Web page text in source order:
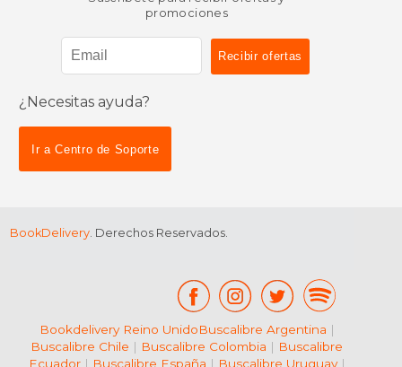
promociones
¿Necesitas ayuda?
Ir a Centro de Soporte
BookDelivery. Derechos Reservados.
Bookdelivery Reino UnidoBuscalibre Argentina |
Buscalibre Chile | Buscalibre Colombia | Buscalibre
Ecuador| Buscalibre España | Buscalibre Uruguay|